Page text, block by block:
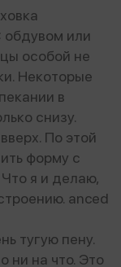
обдувом или
особой не
Некоторые
в
снизу.
По этой
форму с
я и делаю,
anced
тугую пену.
ни на что. Это